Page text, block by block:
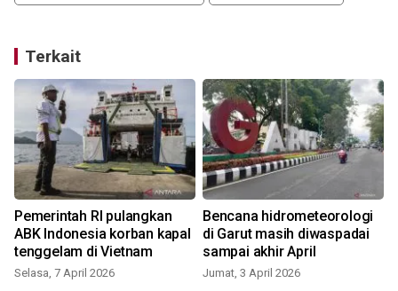
Terkait
Pemerintah RI pulangkan
ABK Indonesia korban kapal
tenggelam di Vietnam
Selasa, 7 April 2026
Bencana hidrometeorologi
di Garut masih diwaspadai
sampai akhir April
Jumat, 3 April 2026